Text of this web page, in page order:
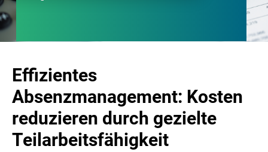
Effizientes
Absenzmanagement: Kosten
reduzieren durch gezielte
Teilarbeitsfähigkeit